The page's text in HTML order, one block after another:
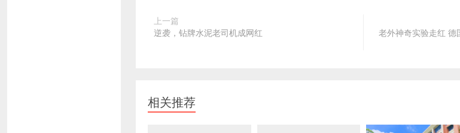
上一篇
逆袭，钻牌水泥老司机成网红
老外神奇实验走红
相关推荐